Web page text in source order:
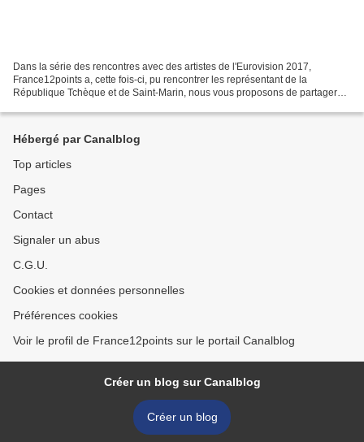
Dans la série des rencontres avec des artistes de l'Eurovision 2017,
France12points a, cette fois-ci, pu rencontrer les représentant de la
République Tchèque et de Saint-Marin, nous vous proposons de partager
Hébergé par Canalblog
Top articles
Pages
Contact
Signaler un abus
C.G.U.
Cookies et données personnelles
Préférences cookies
Voir le profil de France12points sur le portail Canalblog
Créer un blog sur Canalblog
Créer un blog